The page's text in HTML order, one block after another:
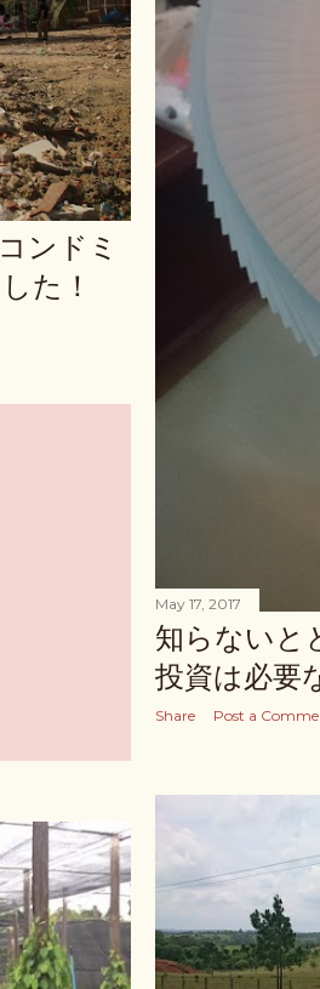
May 17, 2017
知らない
投資は必要
Share Post a
ンドミ
た！